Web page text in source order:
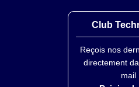
Club
Reçois nos
directement
mail